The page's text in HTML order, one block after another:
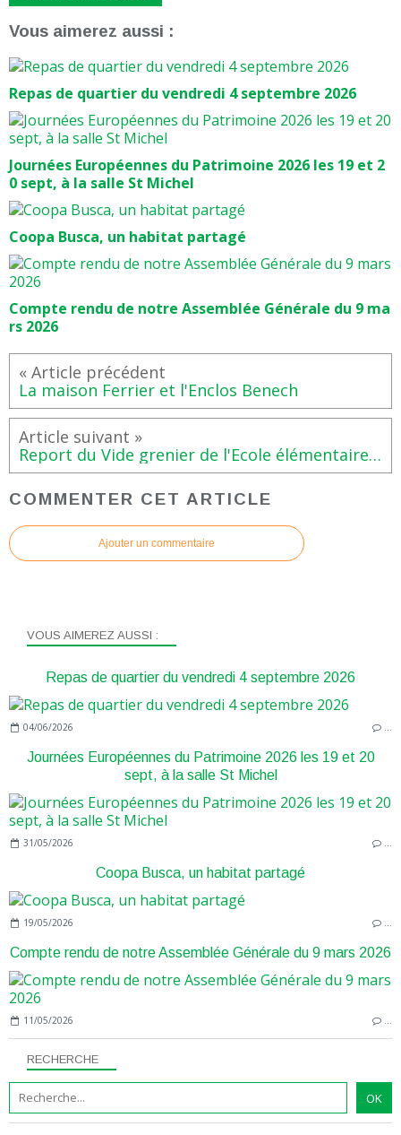
Vous aimerez aussi :
Repas de quartier du vendredi 4 septembre 2026
Journées Européennes du Patrimoine 2026 les 19 et 2
0 sept, à la salle St Michel
Coopa Busca, un habitat partagé
Compte rendu de notre Assemblée Générale du 9 ma
rs 2026
La maison Ferrier et l'Enclos Benech
Report du Vide grenier de l'Ecole élémentaire Jean Jaurès du Busca au mercredi 3 juillet de 18h30 à 21h30
COMMENTER CET ARTICLE
Ajouter un commentaire
RECHERCHE
VOUS AIMEREZ AUSSI :
Repas de quartier du vendredi 4 septembre 2026
04/06/2026
Journées Européennes du Patrimoine 2026 les 19 et 20
sept, à la salle St Michel
31/05/2026
Coopa Busca, un habitat partagé
19/05/2026
Compte rendu de notre Assemblée Générale du 9 mars 2026
11/05/2026